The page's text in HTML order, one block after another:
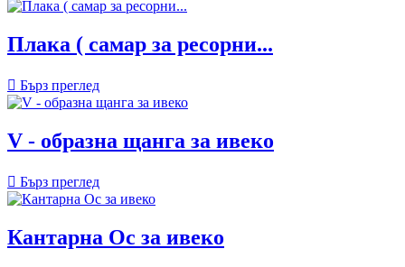
Плака ( самар за ресорни...
 Бърз преглед
V - образна щанга за ивеко
 Бърз преглед
Кантарна Ос за ивеко